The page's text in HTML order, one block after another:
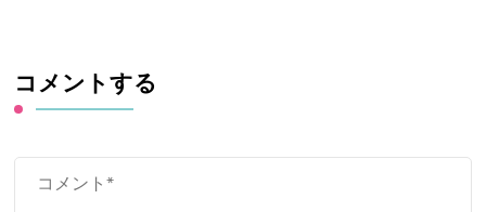
コメントする